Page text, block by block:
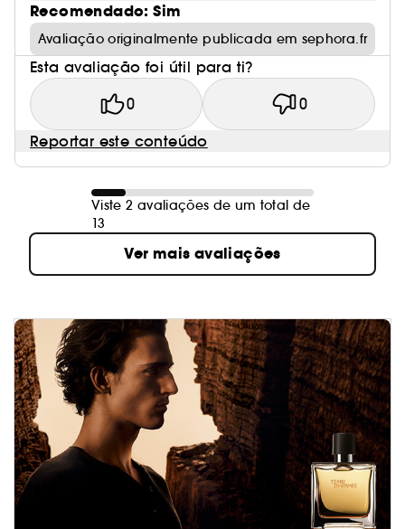
Recomendado: Sim
Avaliação originalmente publicada em sephora.fr
Esta avaliação foi útil para ti?
0 0
Reportar este conteúdo
Viste 2 avaliações de um total de
13
Ver mais avaliações